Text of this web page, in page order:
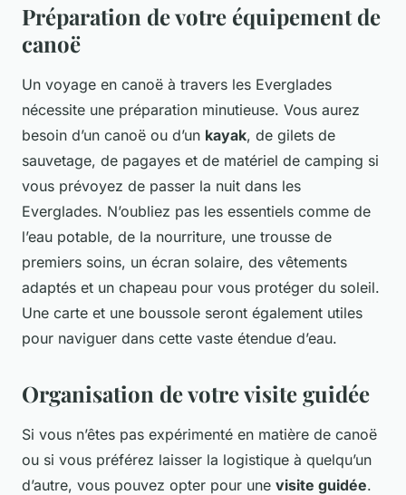
Préparation de votre équipement de
canoë
Un voyage en canoë à travers les Everglades
nécessite une préparation minutieuse. Vous aurez
besoin d’un canoë ou d’un kayak, de gilets de
sauvetage, de pagayes et de matériel de camping si
vous prévoyez de passer la nuit dans les
Everglades. N’oubliez pas les essentiels comme de
l’eau potable, de la nourriture, une trousse de
premiers soins, un écran solaire, des vêtements
adaptés et un chapeau pour vous protéger du soleil.
Une carte et une boussole seront également utiles
pour naviguer dans cette vaste étendue d’eau.
Organisation de votre visite guidée
Si vous n’êtes pas expérimenté en matière de canoë
ou si vous préférez laisser la logistique à quelqu’un
d’autre, vous pouvez opter pour une visite guidée.